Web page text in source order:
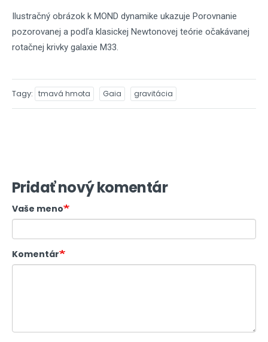
Ilustračný obrázok k MOND dynamike ukazuje Porovnanie
pozorovanej a podľa klasickej Newtonovej teórie očakávanej
rotačnej krivky galaxie M33.
Tagy tmavá hmota Gaia gravitácia
Pridať nový komentár
Vaše meno
Komentár